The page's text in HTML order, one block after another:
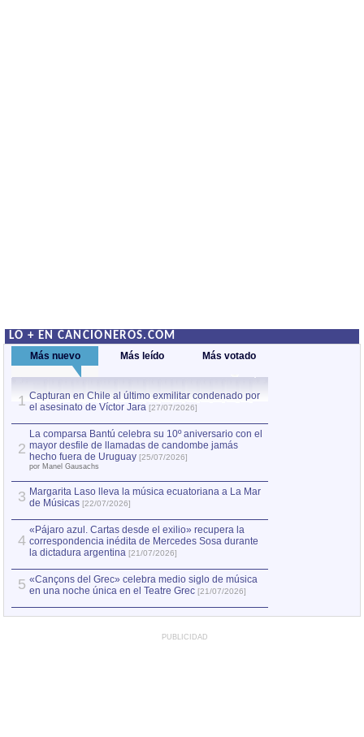
LO + EN CANCIONEROS.COM
Más nuevo Más leído Más votado
1 Capturan en Chile al último exmilitar condenado por
el asesinato de Víctor Jara [27/07/2026]
2
La comparsa Bantú celebra su 10º aniversario con el
mayor desfile de llamadas de candombe jamás
hecho fuera de Uruguay [25/07/2026]
por Manel Gausachs
3 Margarita Laso lleva la música ecuatoriana a La Mar
de Músicas [22/07/2026]
4
«Pájaro azul. Cartas desde el exilio» recupera la
correspondencia inédita de Mercedes Sosa durante
la dictadura argentina [21/07/2026]
5 «Cançons del Grec» celebra medio siglo de música
en una noche única en el Teatre Grec [21/07/2026]
PUBLICIDAD